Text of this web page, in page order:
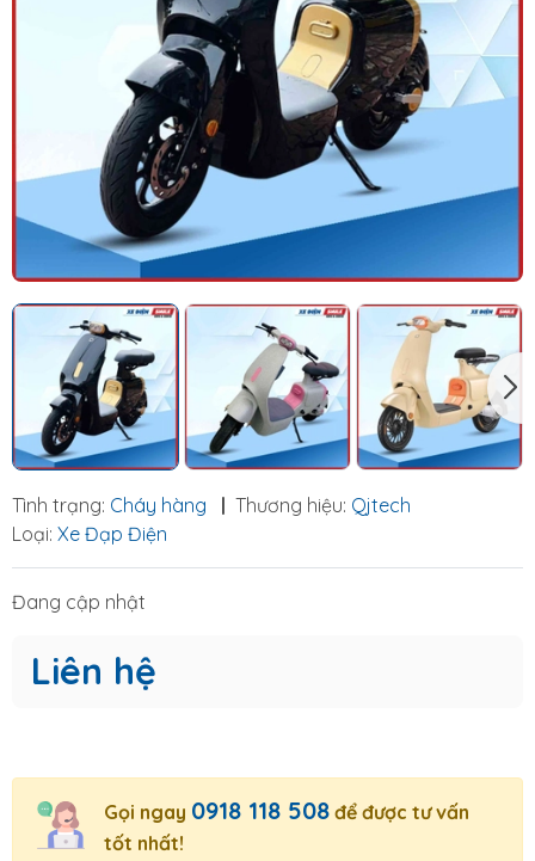
Tình trạng: Cháy hàng | Thương hiệu: Qjtech
Loại: Xe Đạp Điện
Đang cập nhật
Liên hệ
Gọi ngay 0918 118 508 để được tư vấn
tốt nhất!